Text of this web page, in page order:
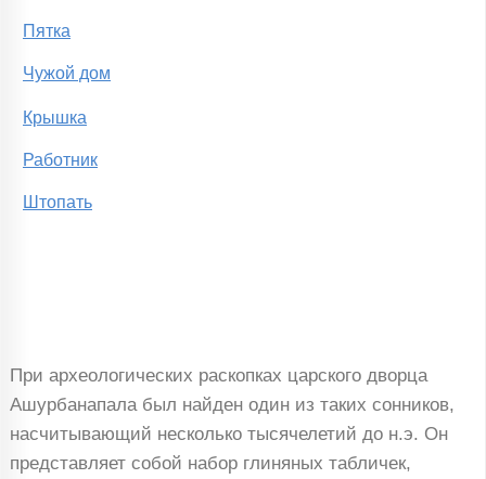
Пятка
Чужой дом
Крышка
Работник
Штопать
При археологических раскопках царского дворца
Ашурбанапала был найден один из таких сонников,
насчитывающий несколько тысячелетий до н.э. Он
представляет собой набор глиняных табличек,